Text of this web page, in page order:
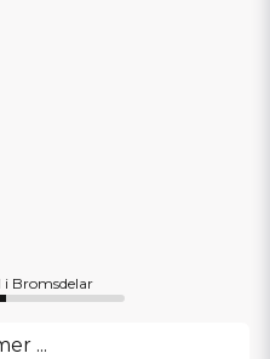
i Bromsdelar
...